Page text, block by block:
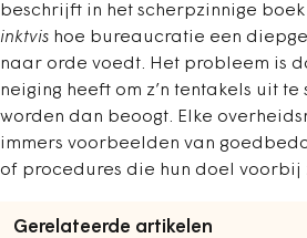
beschrijft in het scherpzinnige boek
inktvis hoe bureaucratie een
naar orde voedt. Het probleem is
neiging heeft om z’n tentakels uit
worden dan beoogt. Elke
immers voorbeelden van
of procedures die hun doel voorbij
Gerelateerde artikelen